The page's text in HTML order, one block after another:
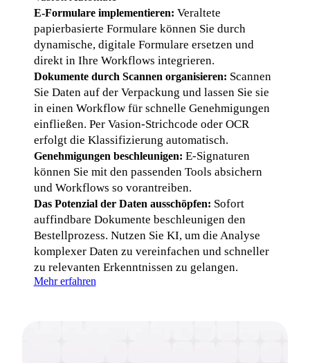
E-Formulare implementieren: Veraltete
papierbasierte Formulare können Sie durch
dynamische, digitale Formulare ersetzen und
direkt in Ihre Workflows integrieren.
Dokumente durch Scannen organisieren: Scannen
Sie Daten auf der Verpackung und lassen Sie sie
in einen Workflow für schnelle Genehmigungen
einfließen. Per Vasion-Strichcode oder OCR
erfolgt die Klassifizierung automatisch.
Genehmigungen beschleunigen: E-Signaturen
können Sie mit den passenden Tools absichern
und Workflows so vorantreiben.
Das Potenzial der Daten ausschöpfen: Sofort
auffindbare Dokumente beschleunigen den
Bestellprozess. Nutzen Sie KI, um die Analyse
komplexer Daten zu vereinfachen und schneller
zu relevanten Erkenntnissen zu gelangen.
Mehr erfahren